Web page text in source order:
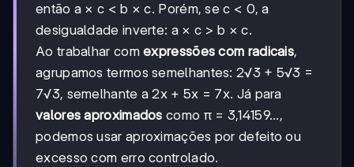
então a × c < b × c. Porém, se c < 0, a
desigualdade inverte: a × c > b × c.
Ao trabalhar comexpressões com radicais,
agrupamos termos semelhantes: 2√3 + 5√3 =
7√3, semelhante a 2x + 5x = 7x. Já para
valores aproximados como π = 3,14159...,
podemos usar aproximações por defeito ou
excesso com erro controlado.